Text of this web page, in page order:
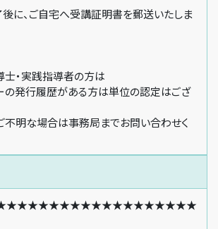
、ご自宅へ受講証明書を郵送いたしま
・実践指導者の方は
発行履歴がある方は単位の認定はござ
明な場合は事務局までお問い合わせく